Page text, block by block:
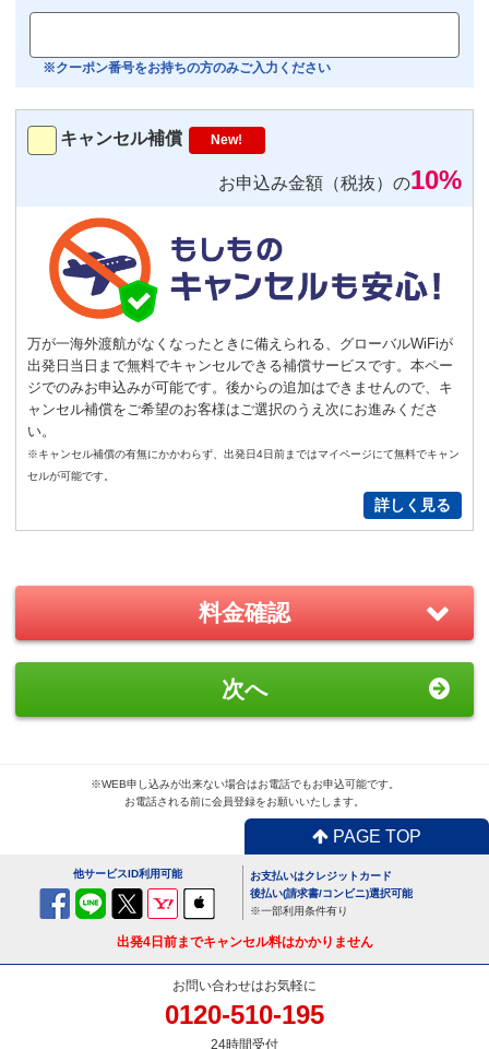
おすすめ
Bluetoothイヤホン対応
トランスミッター
－ 0
気圧コントロール機能付き耳栓
1,540円（税込）/個
通常
Sサイズ － 0 ＋
New!
おすすめ
ルセット
1,870円/日（税込）
USBx4ポートACアダプター
110円/日（税込）
－ 0 ＋
便利
※クーポン番号をお持ちの方のみご入力ください
キャンセル補償 New!
お申込み金額（税抜）の10%
万が一海外渡航がなくなったときに備えられる、グローバルWiFiが
出発日当日まで無料でキャンセルできる補償サービスです。本ペー
ジでのみお申込みが可能です。後からの追加はできませんので、キ
ャンセル補償をご希望のお客様はご選択のうえ次にお進みくださ
い。
※キャンセル補償の有無にかかわらず、出発日4日前まではマイページにて無料でキャン
セルが可能です。
詳しく見る
料金確認
次へ
※WEB申し込みが出来ない場合はお電話でもお申込可能です。
お電話される前に会員登録をお願いいたします。
PAGE TOP
他サービスID利用可能
お支払いはクレジットカード
後払い(請求書/コンビニ)選択可能
※一部利用条件有り
出発4日前までキャンセル料はかかりません
お問い合わせはお気軽に
0120-510-195
24時間受付